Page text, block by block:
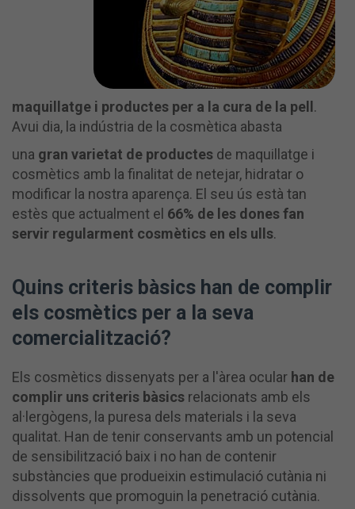
maquillatge i productes per a la cura de la pell .
Avui dia, la indústria de la cosmètica abasta
una gran varietat de productes de maquillatge i
cosmètics amb la finalitat de netejar, hidratar o
modificar la nostra aparença. El seu ús està tan
estès que actualment el 66% de les dones fan
servir regularment cosmètics en els ulls.
Quins criteris bàsics han de complir
els cosmètics per a la seva
comercialització?
Els cosmètics dissenyats per a l'àrea ocular han de
complir uns criteris bàsics relacionats amb els
al·lergògens, la puresa dels materials i la seva
qualitat. Han de tenir conservants amb un potencial
de sensibilització baix i no han de contenir
substàncies que produeixin estimulació cutània ni
dissolvents que promoguin la penetració cutània.